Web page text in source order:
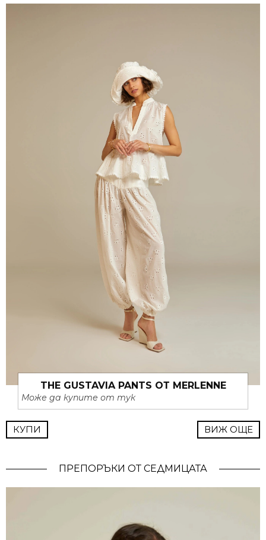
THE GUSTAVIA PANTS ОТ MERLENNE
Може да купите от тук
КУПИ ВИЖ ОЩЕ
ПРЕПОРЪКИ ОТ СЕДМИЦАТА